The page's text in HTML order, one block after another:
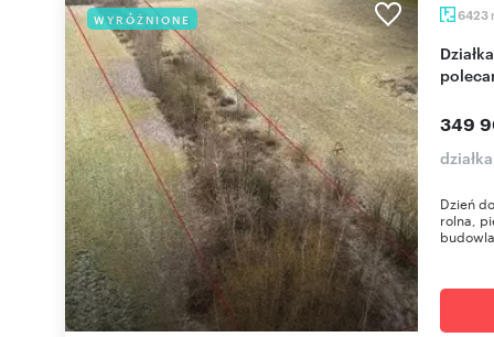
WYRÓŻNIONE 6423
Działka 6 423 m² z terenem budowlanym i rolnym
349
Dzień
rolna,